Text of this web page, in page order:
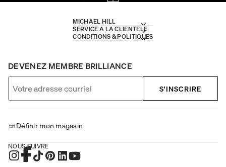
MICHAEL HILL
SERVICE À LA CLIENTÈLE
CONDITIONS & POLITIQUES
DEVENEZ MEMBRE BRILLIANCE
S'INSCRIRE
Définir mon magasin
NOUS SUIVRE